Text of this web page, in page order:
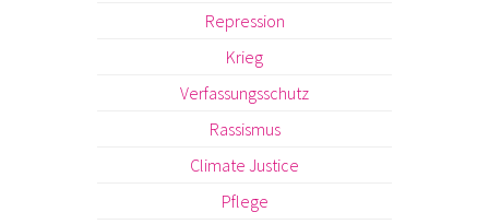
Repression
Krieg
Verfassungsschutz
Rassismus
Climate Justice
Pflege